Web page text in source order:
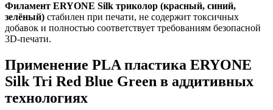
Филамент ERYONE Silk триколор (красный, синий,
зелёный) стабилен при печати, не содержит токсичных
добавок и полностью соответствует требованиям безопасной
3D-печати.
Применение PLA пластика ERYONE
Silk Tri Red Blue Green в аддитивных
технологиях